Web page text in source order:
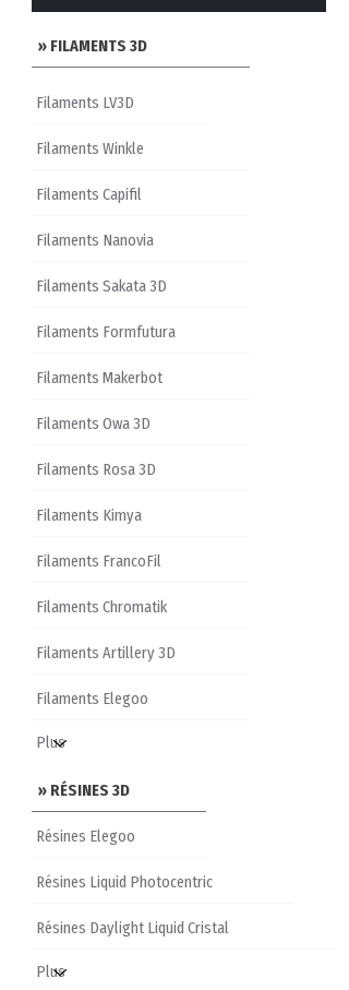
» FILAMENTS 3D
Filaments LV3D
Filaments Winkle
Filaments Capifil
Filaments Nanovia
Filaments Sakata 3D
Filaments Formfutura
Filaments Makerbot
Filaments Owa 3D
Filaments Rosa 3D
Filaments Kimya
Filaments FrancoFil
Filaments Chromatik
Filaments Artillery 3D
Filaments Elegoo
» RÉSINES 3D
Résines Elegoo
Résines Liquid Photocentric
Résines Daylight Liquid Cristal